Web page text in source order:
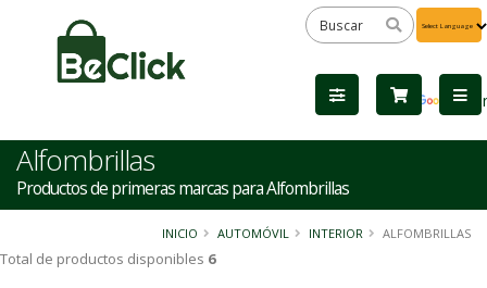
by
Alfombrillas
Productos de primeras marcas para Alfombrillas
INICIO AUTOMÓVIL INTERIOR ALFOMBRILLAS
Total de productos disponibles 6